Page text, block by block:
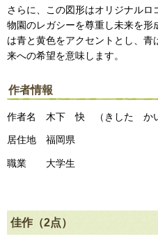
さらに、この図形はオリジナル
物園のレガシーを尊重し未来を
は青と黄色をアクセントとし、
来への希望を意味します。
作者情報
作者名 木下 快 （きした かい
居住地 福岡県
職業 大学生
佳作（2点）